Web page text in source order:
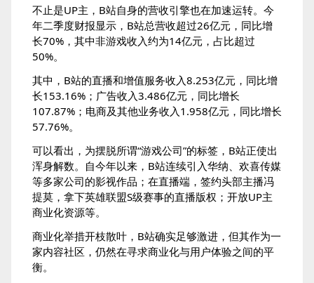
不止是UP主，B站自身的营收引擎也在加速运转。今
年二季度财报显示，B站总营收超过26亿元，同比增
长70%，其中非游戏收入约为14亿元，占比超过
50%。
其中，B站的直播和增值服务收入8.253亿元，同比增
长153.16%；广告收入3.486亿元，同比增长
107.87%；电商及其他业务收入1.958亿元，同比增长
57.76%。
可以看出，为摆脱所谓“游戏公司”的标签，B站正使出
浑身解数。自今年以来，B站连续引入华纳、欢喜传媒
等多家公司的影视作品；在直播端，签约头部主播冯
提莫，拿下英雄联盟S级赛事的直播版权；开放UP主
商业化资源等。
商业化举措开枝散叶，B站确实足够激进，但其作为一
家内容社区，仍然在寻求商业化与用户体验之间的平
衡。